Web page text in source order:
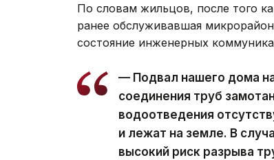
По словам жильцов, после того
ранее обслуживавшая
состояние инженерных
— Подвал нашего дома
соединения труб
водоотведения
и лежат на земле. В
высокий риск разрыва